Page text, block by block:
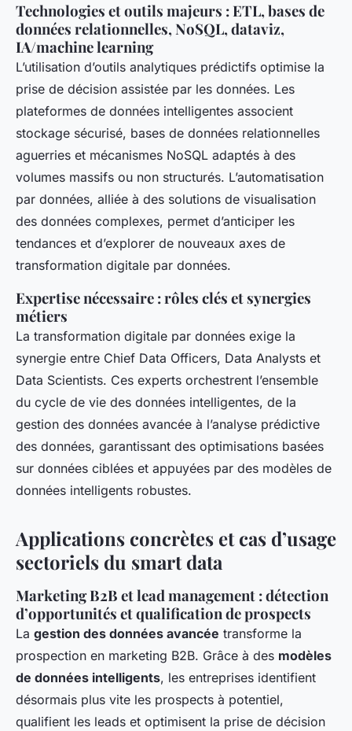
Technologies et outils majeurs : ETL, bases de
données relationnelles, NoSQL, dataviz,
IA/machine learning
L’utilisation d’outils analytiques prédictifs optimise la
prise de décision assistée par les données. Les
plateformes de données intelligentes associent
stockage sécurisé, bases de données relationnelles
aguerries et mécanismes NoSQL adaptés à des
volumes massifs ou non structurés. L’automatisation
par données, alliée à des solutions de visualisation
des données complexes, permet d’anticiper les
tendances et d’explorer de nouveaux axes de
transformation digitale par données.
Expertise nécessaire : rôles clés et synergies
métiers
La transformation digitale par données exige la
synergie entre Chief Data Officers, Data Analysts et
Data Scientists. Ces experts orchestrent l’ensemble
du cycle de vie des données intelligentes, de la
gestion des données avancée à l’analyse prédictive
des données, garantissant des optimisations basées
sur données ciblées et appuyées par des modèles de
données intelligents robustes.
Applications concrètes et cas d’usage
sectoriels du smart data
Marketing B2B et lead management : détection
d’opportunités et qualification de prospects
La gestion des données avancée transforme la
prospection en marketing B2B. Grâce à des modèles
de données intelligents, les entreprises identifient
désormais plus vite les prospects à potentiel,
qualifient les leads et optimisent la prise de décision